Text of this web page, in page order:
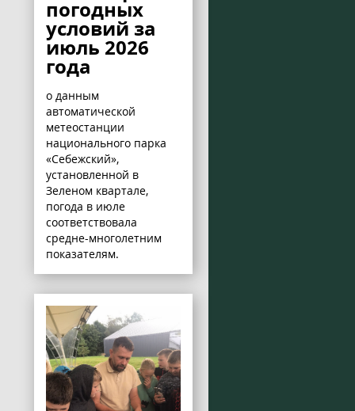
погодных
условий за
июль 2026
года
о данным
автоматической
метеостанции
национального парка
«Себежский»,
установленной в
Зеленом квартале,
погода в июле
соответствовала
средне-многолетним
показателям.